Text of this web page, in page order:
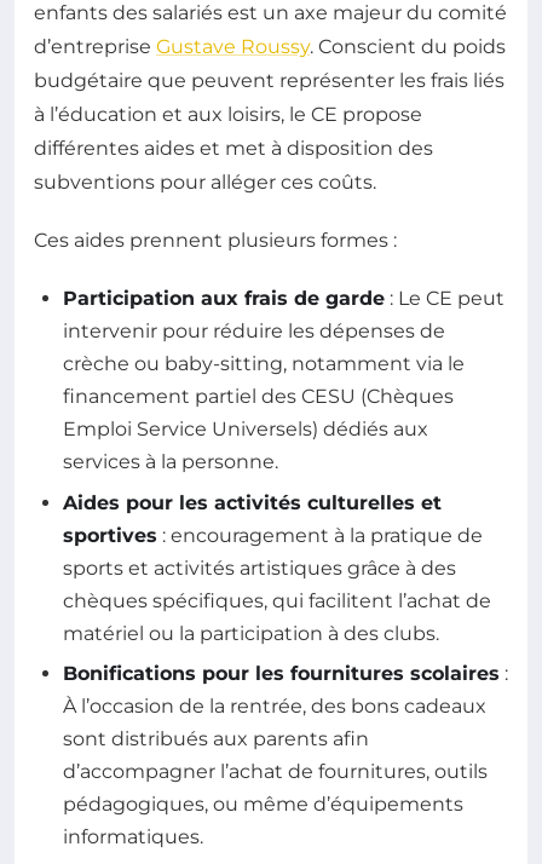
enfants des salariés est un axe majeur du comité
d’entreprise Gustave Roussy. Conscient du poids
budgétaire que peuvent représenter les frais liés
à l’éducation et aux loisirs, le CE propose
différentes aides et met à disposition des
subventions pour alléger ces coûts.
Ces aides prennent plusieurs formes :
Participation aux frais de garde : Le CE peut
intervenir pour réduire les dépenses de
crèche ou baby-sitting, notamment via le
financement partiel des CESU (Chèques
Emploi Service Universels) dédiés aux
services à la personne.
Aides pour les activités culturelles et
sportives : encouragement à la pratique de
sports et activités artistiques grâce à des
chèques spécifiques, qui facilitent l’achat de
matériel ou la participation à des clubs.
Bonifications pour les fournitures scolaires :
À l’occasion de la rentrée, des bons cadeaux
sont distribués aux parents afin
d’accompagner l’achat de fournitures, outils
pédagogiques, ou même d’équipements
informatiques.